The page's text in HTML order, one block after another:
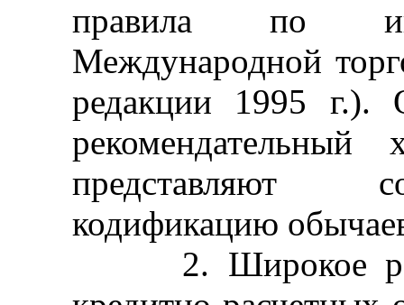
правила по
Международной
редакции 1995 г.).
рекомендательный
представляют
кодификацию
2. Широкое